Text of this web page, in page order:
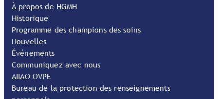
À propos de HGMH
Historique
Programme des champions des soins
Nouvelles
Événements
Communiquez avec nous
AIIAO OVPE
Bureau de la protection des renseignements